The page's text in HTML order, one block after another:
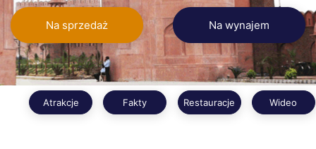
Na sprzedaż Na wynajem
Atrakcje Fakty Restauracje Wideo